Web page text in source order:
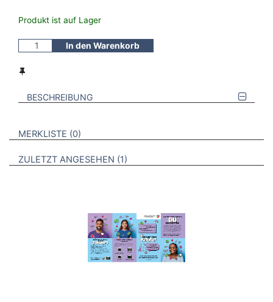
Produkt ist auf Lager
In den Warenkorb
BESCHREIBUNG
VERWEISE AUF VERMERKTE- ODER ZULETZT ANGESEHENE
MERKLISTE 0 BROSCHÜREN
ZULETZT ANGESEHEN 1 BROSCHÜREN